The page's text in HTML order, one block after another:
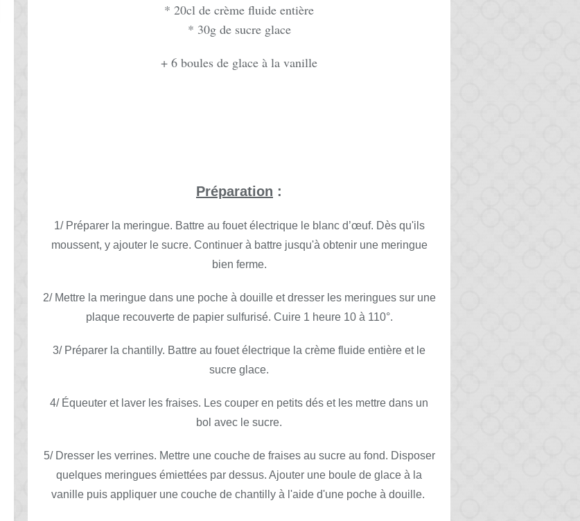
* 20cl de crème fluide entière
* 30g de sucre glace
+ 6 boules de glace à la vanille
Préparation :
1/ Préparer la meringue. Battre au fouet électrique le blanc d’œuf. Dès qu'ils
moussent, y ajouter le sucre. Continuer à battre jusqu'à obtenir une meringue
bien ferme.
2/ Mettre la meringue dans une poche à douille et dresser les meringues sur une
plaque recouverte de papier sulfurisé. Cuire 1 heure 10 à 110°.
3/ Préparer la chantilly. Battre au fouet électrique la crème fluide entière et le
sucre glace.
4/ Équeuter et laver les fraises. Les couper en petits dés et les mettre dans un
bol avec le sucre.
5/ Dresser les verrines. Mettre une couche de fraises au sucre au fond. Disposer
quelques meringues émiettées par dessus. Ajouter une boule de glace à la
vanille puis appliquer une couche de chantilly à l'aide d'une poche à douille.